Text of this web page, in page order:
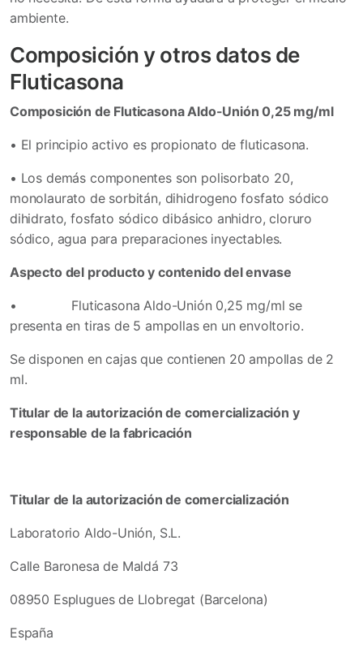
ambiente.
Composición y otros datos de
Fluticasona
Composición de Fluticasona Aldo-Unión 0,25 mg/ml
• El principio activo es propionato de fluticasona.
• Los demás componentes son polisorbato 20,
monolaurato de sorbitán, dihidrogeno fosfato sódico
dihidrato, fosfato sódico dibásico anhidro, cloruro
sódico, agua para preparaciones inyectables.
Aspecto del producto y contenido del envase
•
Fluticasona Aldo-Unión 0,25 mg/ml se
presenta en tiras de 5 ampollas en un envoltorio.
Se disponen en cajas que contienen 20 ampollas de 2
ml.
Titular de la autorización de comercialización y
responsable de la fabricación
Titular de la autorización de comercialización
Laboratorio Aldo-Unión, S.L.
Calle Baronesa de Maldá 73
08950 Esplugues de Llobregat (Barcelona)
España